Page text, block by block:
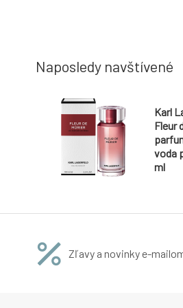
Naposledy navštívené
Karl
Fleur
voda
ml
Zľavy a novinky e-